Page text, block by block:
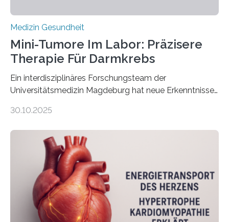
Medizin Gesundheit
Mini-Tumore Im Labor: Präzisere
Therapie Für Darmkrebs
Ein interdisziplinäres Forschungsteam der
Universitätsmedizin Magdeburg hat neue Erkenntnisse
behandelt werden kann. In ihrer aktuellen Studie,
Oncology, zeigen die Forschenden, dass Mini-Tumore
aus Gewebe von Patientinnen und Patienten –
sogenannte Organoide – genutzt werden können, um
vorab zu prüfen, welche Medikamente am besten
wirken. Dabei wurde ein Eiweiß identifiziert, das künftig
als Biomarker für die Wahl der passenden Therapie
dienen könnte. Darmkrebs zählt weltweit zu den
30.10.2025